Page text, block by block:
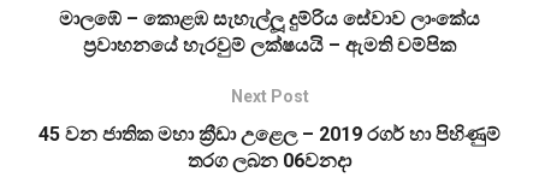
මාලඹේ – කොළඹ සැහැල්ලූ දුම්රිය සේවාව ලාංකේය
ප‍්‍රවාහනයේ හැරවුම් ලක්ෂයයි – ඇමති චම්පික
Next Post
45 වන ජාතික මහා ක්‍රීඩා උළෙල – 2019 රගර් හා පිහිණුම්
තරග ලබන 06වනදා